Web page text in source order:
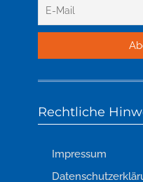
Rechtliche
Impressum